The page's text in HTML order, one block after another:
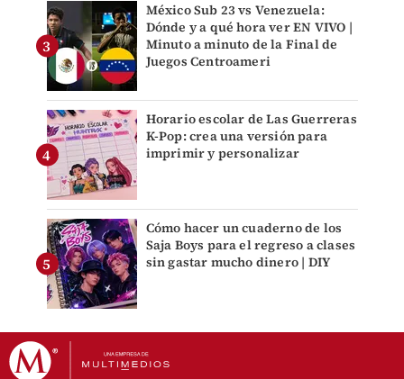
México Sub 23 vs Venezuela:
Dónde y a qué hora ver EN VIVO |
Minuto a minuto de la Final de
Juegos Centroameri
Horario escolar de Las Guerreras
K-Pop: crea una versión para
imprimir y personalizar
Cómo hacer un cuaderno de los
Saja Boys para el regreso a clases
sin gastar mucho dinero | DIY